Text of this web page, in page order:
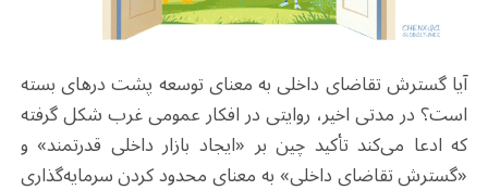
آیا گسترش تقاضای داخلی به معنای توسعه پشت درهای بسته
است؟ در مدتی اخیر، روایتی در افکار عمومی غرب شکل گرفته
که ادعا می‌کند تأکید چین بر «ایجاد بازار داخلی قدرتمند» و
«گسترش تقاضای داخلی» به معنای محدود کردن سرمایه‌گذاری